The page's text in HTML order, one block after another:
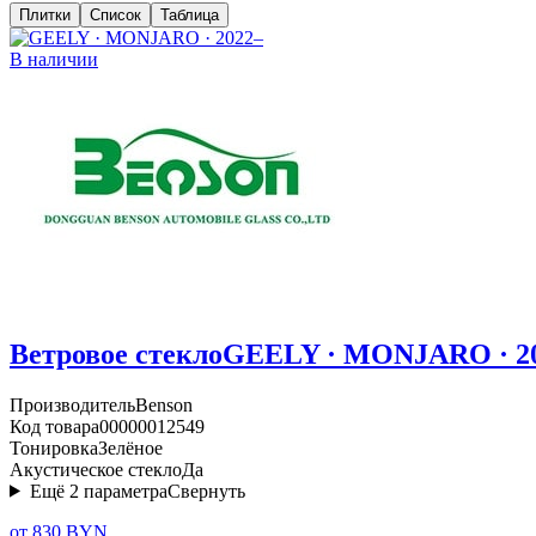
Плитки Список Таблица
В наличии
Ветровое стеклоGEELY · MONJARO ·
ПроизводительBenson
Код товара00000012549
ТонировкаЗелёное
Акустическое стеклоДа
Ещё 2 параметраСвернуть
от 830 BYN